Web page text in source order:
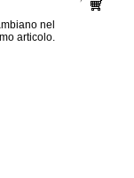
nel
articolo.